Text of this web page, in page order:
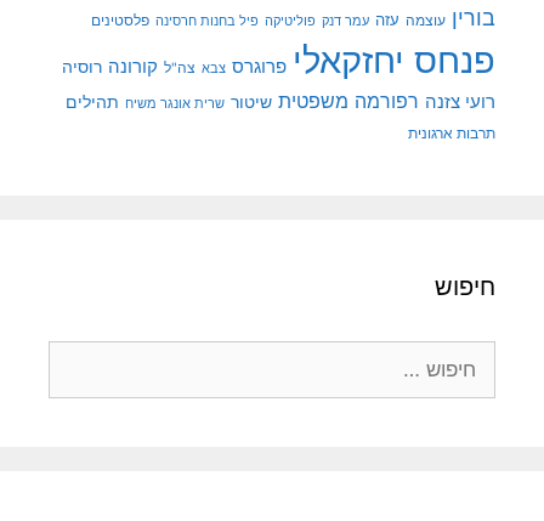
בורין עוצמה עזה עמר דנק פוליטיקה פיל בחנות חרסינה פלסטינים
פנחס יחזקאלי פרוגרס צבא צה"ל קורונה רוסיה
רועי צזנה רפורמה משפטית שיטור שרית אונגר משיח תהילים
תרבות ארגונית
חיפוש